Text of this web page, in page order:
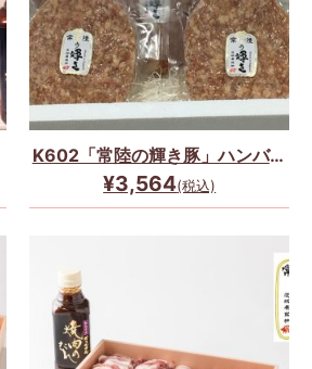
K602「常陸の輝き豚」ハンバー
グ5個セット
¥3,564(税込)